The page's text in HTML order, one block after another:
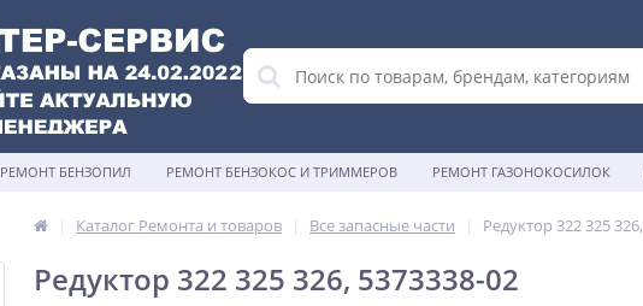
РЕМОНТ БЕНЗОПИЛ РЕМОНТ БЕНЗОКОС И ТРИММЕРОВ РЕМОНТ ГАЗОНОКОСИЛОК
Каталог Ремонта и товаров Все запасные части Редуктор 322 325
Редуктор 322 325 326, 5373338-02